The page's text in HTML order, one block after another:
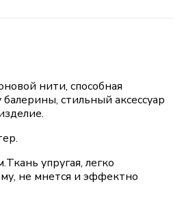
нити, способная
балерины, стильный аксессуар
упругая, легко
не мнется и эффектно